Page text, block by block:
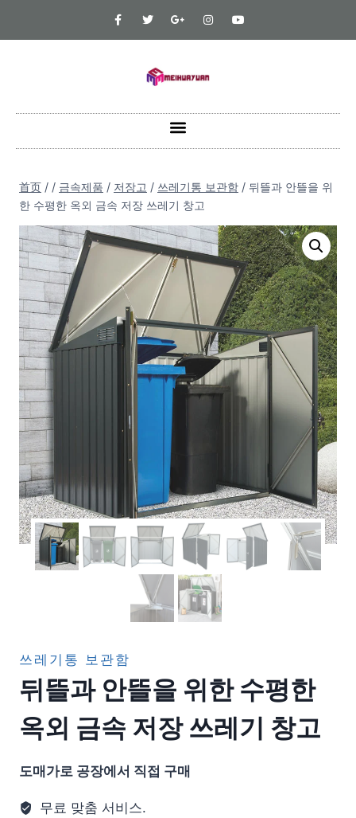
首页 / / 금속제품 / 저장고 / 쓰레기통 보관함 / 뒤뜰과 안뜰을 위
한 수평한 옥외 금속 저장 쓰레기 창고
쓰레기통 보관함
뒤뜰과 안뜰을 위한 수평한
옥외 금속 저장 쓰레기 창고
도매가로 공장에서 직접 구매
무료 맞춤 서비스.